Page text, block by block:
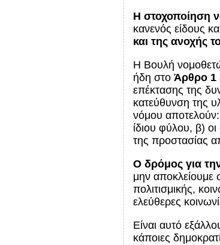
Η στοχοποίηση
κανενός είδους
και της ανοχής
Η Βουλή
ήδη στο Άρθρο 1
επέκτασης της
κατεύθυνση της
νόμου
ίδιου φύλου, β)
της προστασίας
Ο δρόμος για
μην αποκλείουμε
πολιτισμικής,
ελεύθερες
Είναι αυτό
κάποιες